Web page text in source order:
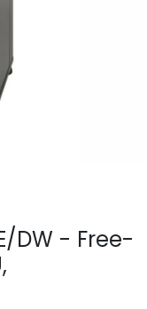
DW - Free-